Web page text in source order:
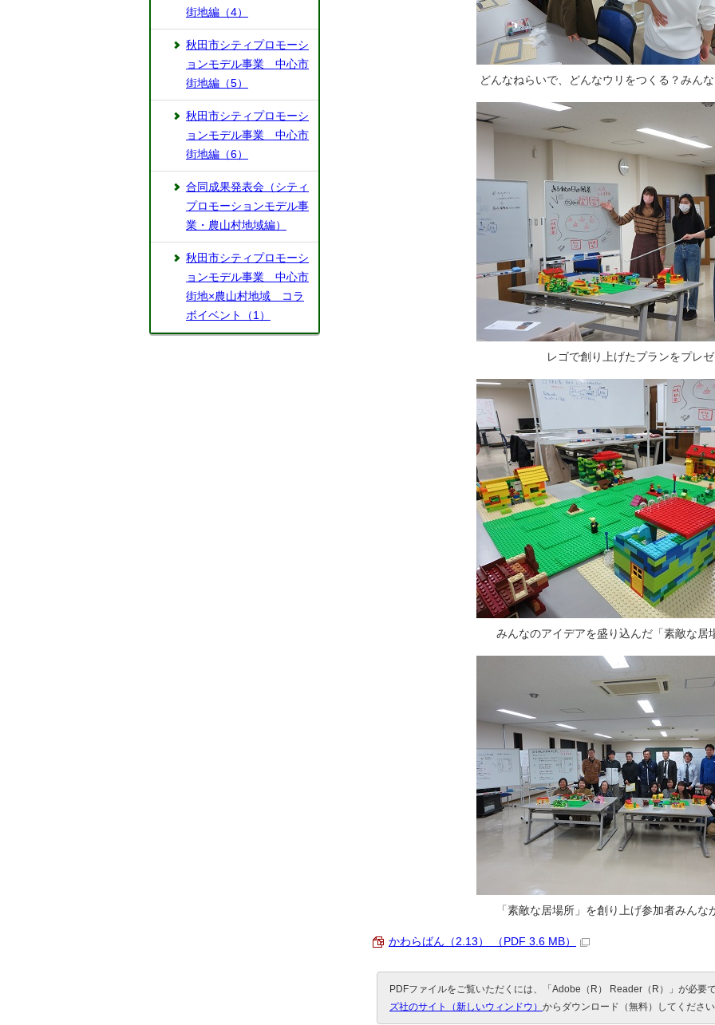
どんなねらいで、どんなウリをつくる？みん
レゴで創り上げたプランをプレ
みんなのアイデアを盛り込んだ「素敵な居
「素敵な居場所」を創り上げ参加者みんな
かわらばん（2.13） （PDF 3.6 MB）
PDFファイルをご覧いただくには、「Adobe（R） Reader（R）」が必要
ズ社のサイト（新しいウィンドウ） からダウンロード（無料）してくださ
街地編（4）
秋田市シティプロモーシ
ョンモデル事業 中心市
街地編（5）
秋田市シティプロモーシ
ョンモデル事業 中心市
街地編（6）
合同成果発表会（シティ
プロモーションモデル事
業・農山村地域編）
秋田市シティプロモーシ
ョンモデル事業 中心市
街地×農山村地域 コラ
ボイベント（1）